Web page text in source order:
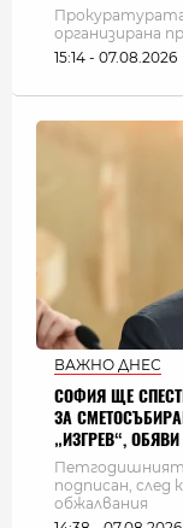
Прокуратурата
организирана
15:14 - 07.08.2026
ВАЖНО ДНЕС
СОФИЯ ЩЕ
ЗА
„ИЗГРЕВ“, ОБЯВИ
Петгодишният
подписан,
обжалвания